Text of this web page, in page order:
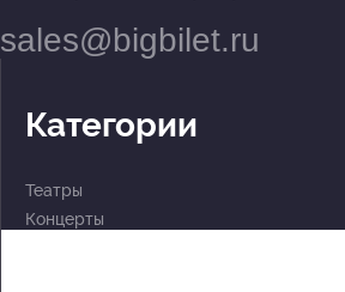
sales@bigbilet.ru
Категории
Театры
Концерты